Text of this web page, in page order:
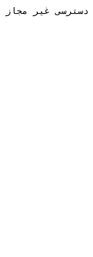
دسترسی غیر مجاز